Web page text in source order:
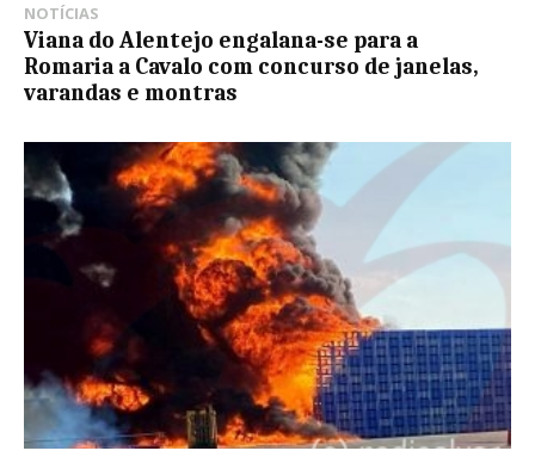
NOTÍCIAS
Viana do Alentejo engalana-se para a
Romaria a Cavalo com concurso de janelas,
varandas e montras